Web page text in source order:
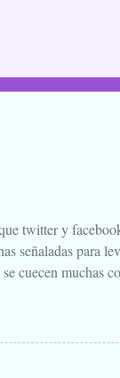
twitter y
señaladas para
cuecen muchas
amigos